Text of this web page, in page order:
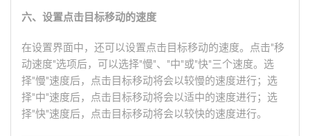
六、设置点击目标移动的速度
在设置界面中，还可以设置点击目标移动的速度。点击"移
动速度"选项后，可以选择"慢"、"中"或"快"三个速度。选
择"慢"速度后，点击目标移动将会以较慢的速度进行；选
择"中"速度后，点击目标移动将会以适中的速度进行；选
择"快"速度后，点击目标移动将会以较快的速度进行。